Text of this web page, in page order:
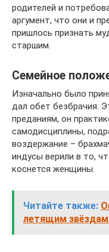
родителей и
аргумент, что они и
пришлось признать
старшим.
Семейное
Изначально было
дал обет безбрачия.
преданиям, он
самодисциплины,
воздержание –
индусы верили в то,
коснется женщины.
Читайте также:
летящим